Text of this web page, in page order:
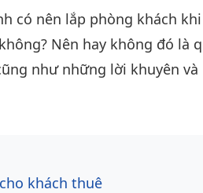
có nên lắp phòng khách
Nên hay không đó là
như những lời khuyên
viết
khách thuê